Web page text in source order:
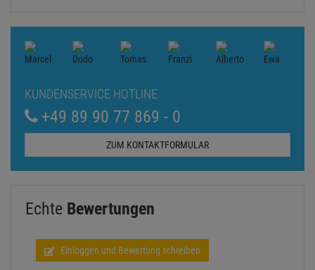
KUNDENSERVICE HOTLINE
+49 89 90 77 869 - 0
ZUM KONTAKTFORMULAR
Echte Bewertungen
Einloggen und Bewertung schreiben